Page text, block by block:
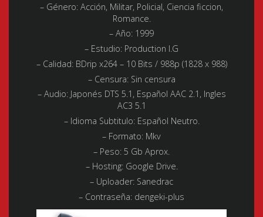
– Género: Acción, Militar, Policial, Ciencia ficcion,
Romance.
– Año: 1999
– Estudio: Production I.G
– Calidad:BDrip x264 – 10 Bits / 988p (1828 x 988)
– Censura: Sin censura
– Audio:Japonés DTS 5.1, Español AAC 2.1, Ingles
AC3 5.1
– Idioma Subtitulo:Español Neutro.
– Formato: Mkv
– Peso: 5 Gb Aprox.
– Hosting:Google Drive.
– Uploader: Sanedrac
– Contraseña: dengeki-plus